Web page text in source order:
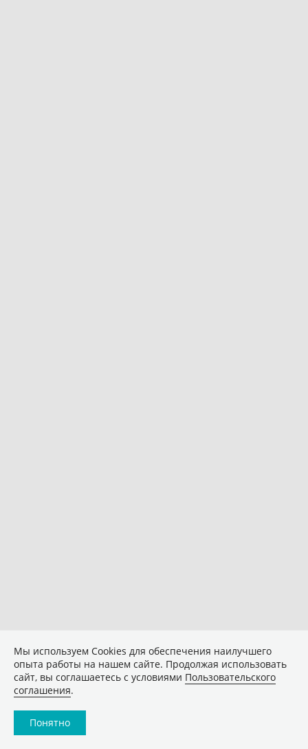
Мы используем Сookies для обеспечения наилучшего
опыта работы на нашем сайте. Продолжая использовать
сайт, вы соглашаетесь с условиями Пользовательского
соглашения.
Понятно